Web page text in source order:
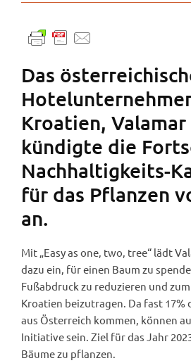
Das
Kroatien, Valamar
kündigte die
Nachhaltigkeits-
für das Pflanzen
an.
Mit „Easy as one, two, tree“ lädt
dazu ein, für einen Baum zu
Fußabdruck zu reduzieren und
Kroatien beizutragen. Da fast 17%
aus Österreich kommen, können
Initiative sein. Ziel für das Jahr
Bäume zu pflanzen.